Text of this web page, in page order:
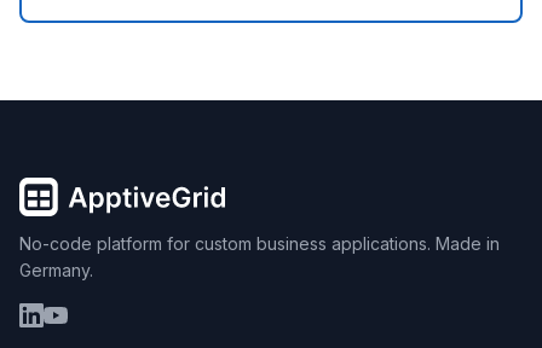
No-code platform for custom business applications. Made in
Germany.